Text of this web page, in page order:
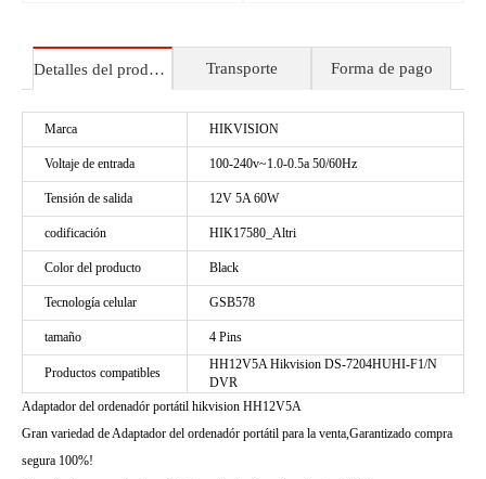
Detalles del producto Transporte Forma de pago
Marca HIKVISION
Voltaje de entrada 100-240v~1.0-0.5a 50/60Hz
Tensión de salida 12V 5A 60W
codificación HIK17580_Altri
Color del producto Black
Tecnología celular GSB578
tamaño 4 Pins
Productos compatibles
HH12V5A Hikvision DS-7204HUHI-F1/N
DVR
Adaptador del ordenadór portátil hikvision HH12V5A
Gran variedad de Adaptador del ordenadór portátil para la venta,Garantizado compra
segura 100%!